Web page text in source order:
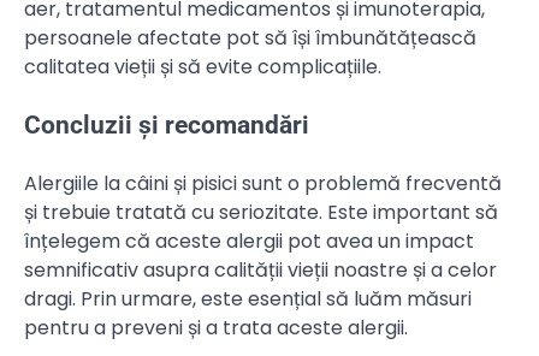
aer, tratamentul medicamentos și imunoterapia,
persoanele afectate pot să își îmbunătățească
calitatea vieții și să evite complicațiile.
Concluzii și recomandări
Alergiile la câini și pisici sunt o problemă frecventă
și trebuie tratată cu seriozitate. Este important să
înțelegem că aceste alergii pot avea un impact
semnificativ asupra calității vieții noastre și a celor
dragi. Prin urmare, este esențial să luăm măsuri
pentru a preveni și a trata aceste alergii.